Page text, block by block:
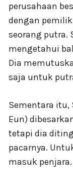
perusahaan
dengan
seorang putra.
mengetahui
Dia
saja untuk
Sementara itu,
Eun)
tetapi dia
pacarnya.
masuk penjara.